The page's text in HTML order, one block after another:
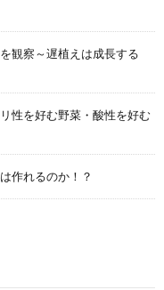
観察～遅植えは成長する
性を好む野菜・酸性を好む
作れるのか！？